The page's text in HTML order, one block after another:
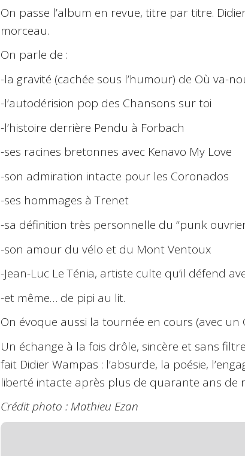
On passe l’album en revue, titre par titre.
morceau.
On parle de :
-la gravité (cachée sous l’humour) de Où va-
-l’autodérision pop des Chansons sur toi
-l’histoire derrière Pendu à Forbach
-ses racines bretonnes avec Kenavo My Love
-son admiration intacte pour les Coronados
-ses hommages à Trenet
-sa définition très personnelle du “punk
-son amour du vélo et du Mont Ventoux
-Jean-Luc Le Ténia, artiste culte qu’il défend
-et même… de pipi au lit.
On évoque aussi la tournée en cours (avec un
Un échange à la fois drôle, sincère et sans
fait Didier Wampas : l’absurde, la poésie,
liberté intacte après plus de quarante ans de
Crédit photo : Mathieu Ezan